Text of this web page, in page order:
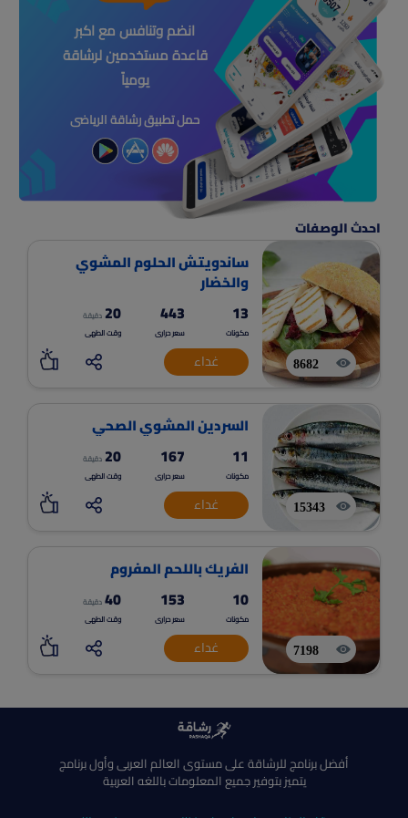
انضم وتنافس مع اكبر
قاعدة مستخدمين لرشاقة
يومياً
حمل تطبيق رشاقة الرياضى
احدث الوصفات
8682
ساندويتش الحلوم المشوي
والخضار
13
مكونات
443
سعر حرارى
20 دقيقة
وقت الطهى
غداء
15343
السردين المشوي الصحي
11
مكونات
167
سعر حرارى
20 دقيقة
وقت الطهى
غداء
7198
الفريك باللحم المفروم
10
مكونات
153
سعر حرارى
40 دقيقة
وقت الطهى
غداء
أفضل برنامج للرشاقة على مستوى العالم العربى وأول برنامج
يتميز بتوفير جميع المعلومات باللغه العربية